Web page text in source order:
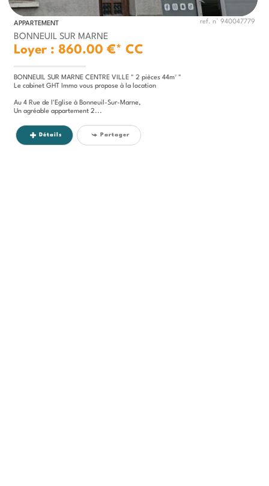
APPARTEMENT ref. n° 940047779
BONNEUIL SUR MARNE
Loyer : 860.00 €* CC
BONNEUIL SUR MARNE CENTRE VILLE " 2 pièces 44m² "
Le cabinet GHT Immo vous propose à la location
Au 4 Rue de l'Eglise à Bonneuil-Sur-Marne,
Un agréable appartement 2...
Détails Partager